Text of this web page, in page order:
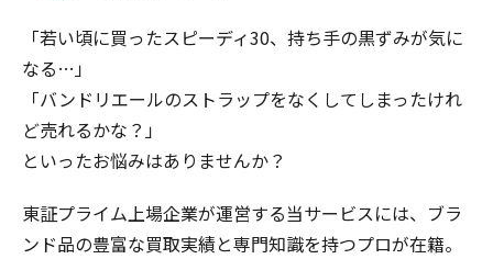
「若い頃に買ったスピーディ30、持ち手の黒ずみが気に
なる…」
「バンドリエールのストラップをなくしてしまったけれ
ど売れるかな？」
といったお悩みはありませんか？
東証プライム上場企業が運営する当サービスには、ブラ
ンド品の豊富な買取実績と専門知識を持つプロが在籍。